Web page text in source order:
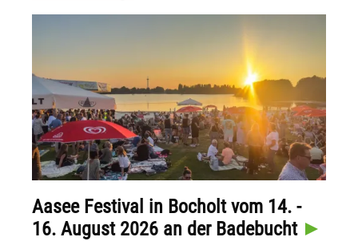
Aasee Festival in Bocholt vom 14. -
16. August 2026 an der Badebucht